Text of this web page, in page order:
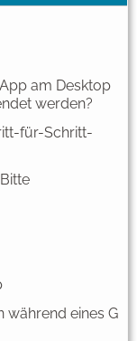
am Desktop
werden?
für-Schritt-
während eines G